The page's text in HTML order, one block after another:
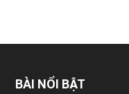
BÀI NỔI BẬT